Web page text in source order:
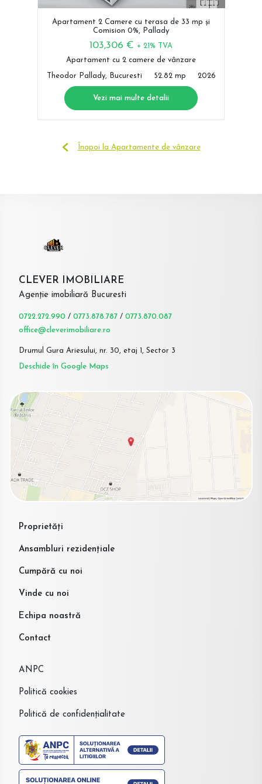
Apartament 2 Camere cu terasa de 33 mp și
Comision 0%, Pallady
103,306 € + 21% TVA
Apartament cu 2 camere de vânzare
Theodor Pallady, Bucuresti 52.82 mp 2026
Vezi mai multe detalii
Înapoi la Apartamente de vânzare
CLEVER IMOBILIARE
Agenție imobiliară Bucuresti
0722.272.990 / 0773.878.787 / 0773.870.087
office@cleverimobiliare.ro
Drumul Gura Ariesului, nr. 30, etaj 1, Sector 3
Deschide în Google Maps
Proprietăți
Ansambluri rezidențiale
Cumpără cu noi
Vinde cu noi
Echipa noastră
Contact
ANPC
Politică cookies
Politică de confidențialitate